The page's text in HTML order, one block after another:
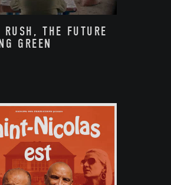
RUSH, THE FUTURE
GREEN